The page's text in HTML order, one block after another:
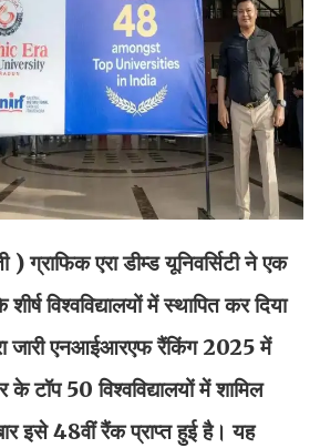
)ग्राफिक एरा डीम्ड यूनिवर्सिटी ने एक
विश्वविद्यालयों में स्थापित कर दिया
जारी एनआईआरएफ रैंकिंग 2025 में
के टॉप 50 विश्वविद्यालयों में शामिल
इसे 48वीं रैंक प्राप्त हुई है। यह